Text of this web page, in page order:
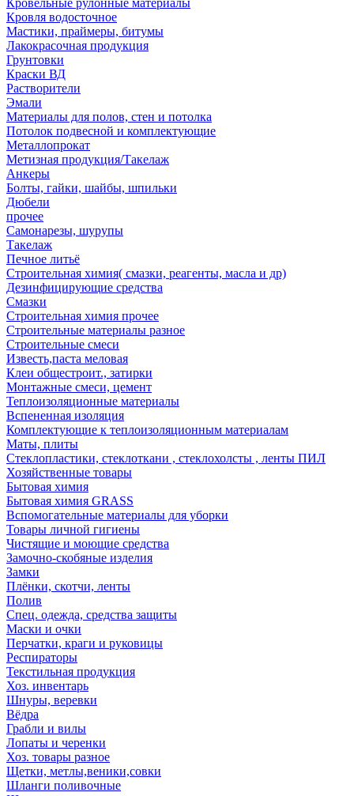
Кровельные рулонные материалы
Кровля водосточное
Мастики, праймеры, битумы
Лакокрасочная продукция
Грунтовки
Краски ВД
Растворители
Эмали
Материалы для полов, стен и потолка
Потолок подвесной и комплектующие
Металлопрокат
Метизная продукция/Такелаж
Анкеры
Болты, гайки, шайбы, шпильки
Дюбели
прочее
Самонарезы, шурупы
Такелаж
Печное литьё
Строительная химия( смазки, реагенты, масла и др)
Дезинфицирующие средства
Смазки
Строительная химия прочее
Строительные материалы разное
Строительные смеси
Известь,паста меловая
Клеи общестроит., затирки
Монтажные смеси, цемент
Теплоизоляционные материалы
Вспененная изоляция
Комплектующие к теплоизоляционным материалам
Маты, плиты
Стеклопластики, стеклоткани , стеклохолсты , ленты ПИЛ
Хозяйственные товары
Бытовая химия
Бытовая химия GRASS
Вспомогательные материалы для уборки
Товары личной гигиены
Чистящие и моющие средства
Замочно-скобяные изделия
Замки
Плёнки, скотчи, ленты
Полив
Спец. одежда, средства защиты
Маски и очки
Перчатки, краги и руковицы
Респираторы
Текстильная продукция
Хоз. инвентарь
Шнуры, веревки
Вёдра
Грабли и вилы
Лопаты и черенки
Хоз. товары разное
Щетки, метлы,веники,совки
Шланги поливочные